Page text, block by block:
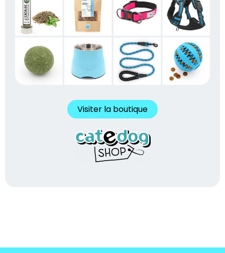
Visiter la boutique